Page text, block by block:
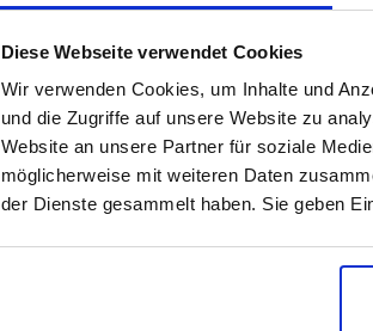
Diese Webseite verwendet Cookies
Wir verwenden Cookies, um Inhalte und
und die Zugriffe auf unsere Website zu
Website an unsere Partner für soziale
möglicherweise mit weiteren Daten
der Dienste gesammelt haben. Sie geben
Wie genau läuft das mit
Vielleicht fragen Sie sich
Zertifikatebeziehungsweise
von Energien, die unter das
wird – wie auch die